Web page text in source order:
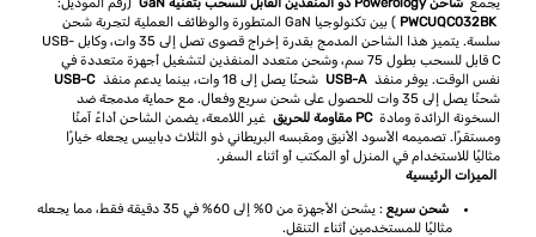
يجمع شاحن Powerology ذو المنفذين القابل للسحب بتقنية GaN
(رقم الموديل:
PWCUQC032BK
) بين تكنولوجيا GaN المتطورة والوظائف العملية لتجربة شحن
سلسة. يتميز هذا الشاحن المدمج بقدرة إخراج قصوى تصل إلى 35 وات، وكابل USB-
C قابل للسحب بطول 75 سم، وشحن متعدد المنفذين لتشغيل أجهزة متعددة في
نفس الوقت. يوفر منفذ USB-A شحنًا يصل إلى 18 وات، بينما يدعم منفذ
USB-C
شحنًا يصل إلى 35 وات للحصول على شحن سريع وفعال. مع حماية مدمجة ضد
السخونة الزائدة ومادة PC مقاومة للحريق
غير اللامعة، يضمن الشاحن أداءً آمنًا
ومستقرًا. تصميمه الأسود الأنيق ومقبسه البريطاني ذو الثلاث دبابيس يجعله خيارًا
مثاليًا للاستخدام في المنزل أو المكتب أو أثناء السفر.
الميزات الرئيسية
شحن سريع
: يشحن الأجهزة من 0% إلى 60% في 35 دقيقة فقط، مما يجعله
مثاليًا للمستخدمين أثناء التنقل.